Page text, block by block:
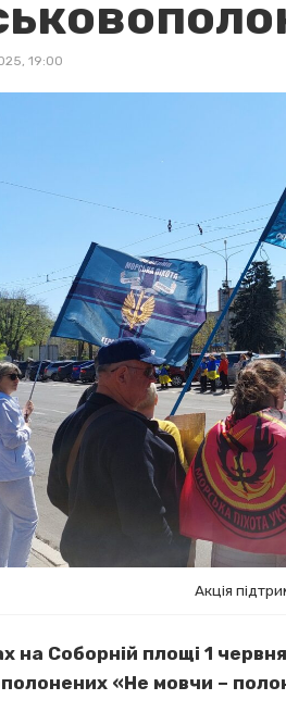
19:00
Акція
на Соборній площі 1
«Не мовчи –